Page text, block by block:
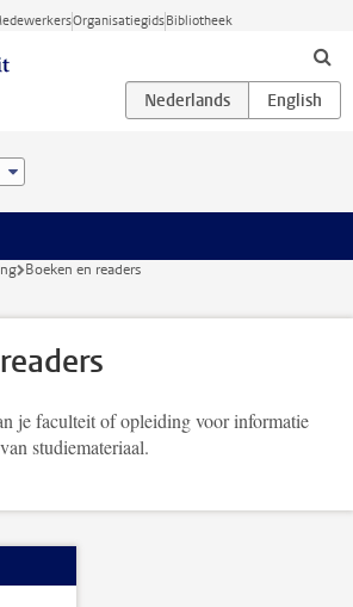
OrganisatiegidsBibliotheek
Boeken en readers
je faculteit of opleiding voor informatie
studiemateriaal.